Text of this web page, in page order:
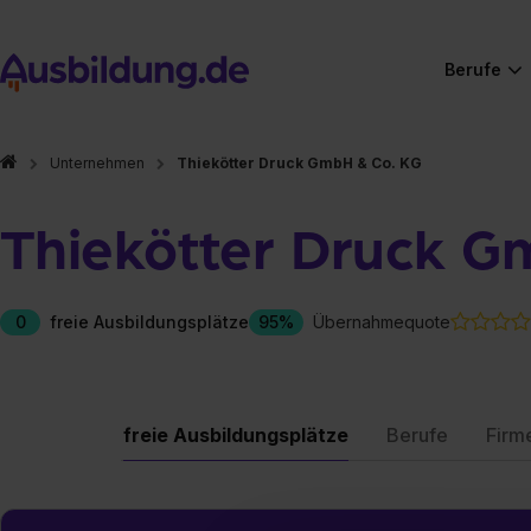
Berufe
Unternehmen Thiekötter Druck GmbH & Co. KG
Thiekötter Druck
0 freie Ausbildungsplätze 95% Übernahmequote
freie Ausbildungsplätze Berufe